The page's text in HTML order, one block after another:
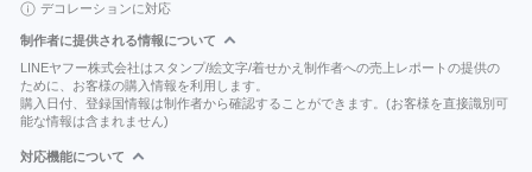
デコレーションに対応
制作者に提供される情報について
LINEヤフー株式会社はスタンプ/絵文字/着せかえ制作者への売上レポートの提供の
ために、お客様の購入情報を利用します。
購入日付、登録国情報は制作者から確認することができます。(お客様を直接識別可
能な情報は含まれません)
対応機能について